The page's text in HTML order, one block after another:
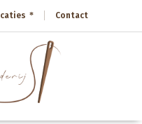
Contact